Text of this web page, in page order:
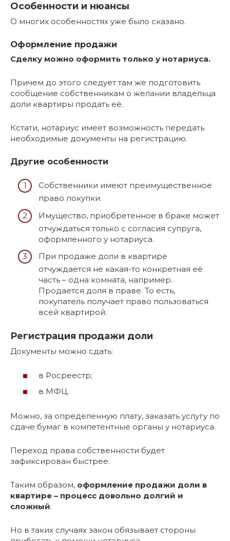
Особенности и нюансы
О многих особенностях уже было сказано.
Оформление продажи
Сделку можно оформить только у нотариуса.
Причем до этого следует там же подготовить
сообщение собственникам о желании владельца
доли квартиры продать её.
Кстати, нотариус имеет возможность передать
необходимые документы на регистрацию.
Другие особенности
Собственники имеют преимущественное
право покупки.
Имущество, приобретенное в браке может
отчуждаться только с согласия супруга,
оформленного у нотариуса.
При продаже доли в квартире
отчуждается не какая-то конкретная её
часть – одна комната, например.
Продается доля в праве. То есть,
покупатель получает право пользоваться
всей квартирой.
Регистрация продажи доли
Документы можно сдать:
в Росреестр;
в МФЦ.
Можно, за определенную плату, заказать услугу по
сдаче бумаг в компетентные органы у нотариуса.
Переход права собственности будет
зафиксирован быстрее.
Таким образом, оформление продажи доли в
квартире – процесс довольно долгий и
сложный.
Но в таких случаях закон обязывает стороны